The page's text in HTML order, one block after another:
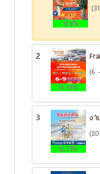
19.8%
2
13.39%
(6
3
12.71%
งา